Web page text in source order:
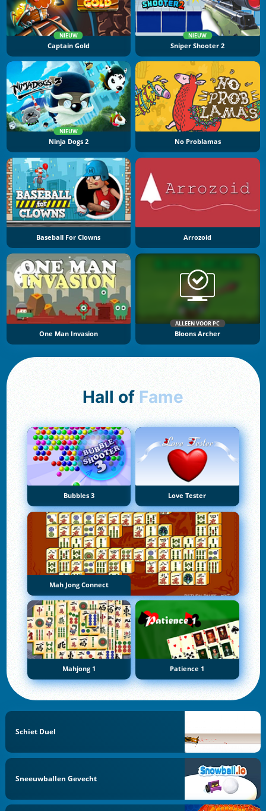
NIEUW
Captain Gold
NIEUW
Sniper Shooter 2
NIEUW
Ninja Dogs 2 No Problamas
Baseball For Clowns Arrozoid
One Man Invasion
ALLEEN VOOR PC
Bloons Archer
Hall of Fame
Bubbles 3 Love Tester
Mah Jong Connect
Mahjong 1 Patience 1
Schiet Duel
Sneeuwballen Gevecht